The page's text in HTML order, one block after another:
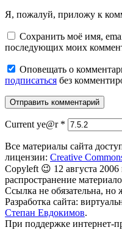
Я, пожалуй, приложу к
Сохранить моё имя,
последующих моих
Оповещать о
подписаться без
Current ye@r *
Все материалы сайта
лицензии: Creative
Copyleft 😉 12 августа
распространение
Ссылка не обязательна, но
Разработка сайта:
Степан Евдокимов.
При поддержке интернет-